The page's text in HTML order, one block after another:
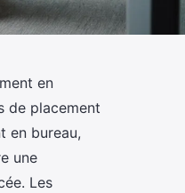
en
de placement
en bureau,
une
Les